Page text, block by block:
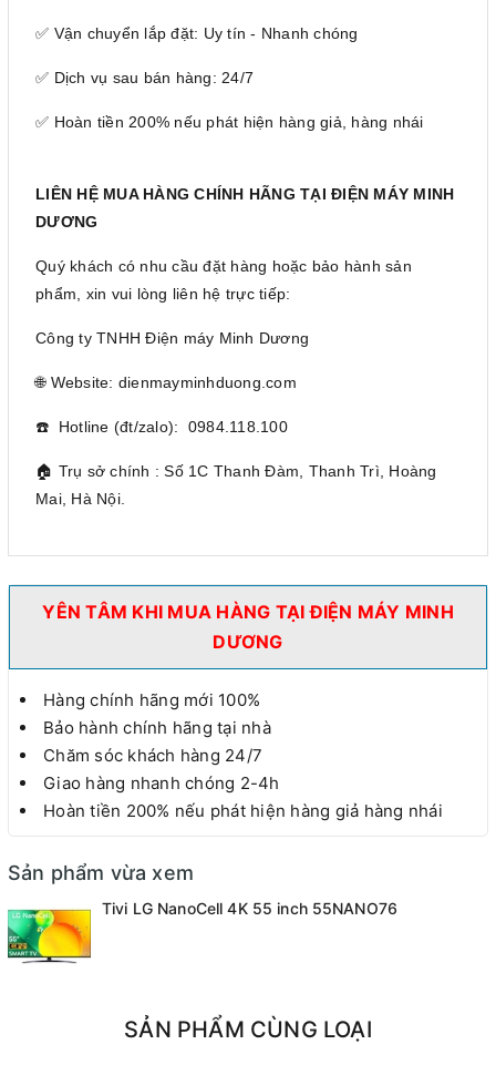
✅ Vận chuyển lắp đặt: Uy tín - Nhanh chóng
✅ Dịch vụ sau bán hàng: 24/7
✅ Hoàn tiền 200% nếu phát hiện hàng giả, hàng nhái
LIÊN HỆ MUA HÀNG CHÍNH HÃNG TẠI ĐIỆN MÁY MINH
DƯƠNG
Quý khách có nhu cầu đặt hàng hoặc bảo hành sản
phẩm, xin vui lòng liên hệ trực tiếp:
Công ty TNHH Điện máy Minh Dương
🌐 Website: dienmayminhduong.com
☎️ Hotline (đt/zalo): 0984.118.100
🏠 Trụ sở chính : Số 1C Thanh Đàm, Thanh Trì, Hoàng
Mai, Hà Nội.
YÊN TÂM KHI MUA HÀNG TẠI ĐIỆN MÁY MINH
DƯƠNG
Hàng chính hãng mới 100%
Bảo hành chính hãng tại nhà
Chăm sóc khách hàng 24/7
Giao hàng nhanh chóng 2-4h
Hoàn tiền 200% nếu phát hiện hàng giả hàng nhái
Sản phẩm vừa xem
Tivi LG NanoCell 4K 55 inch 55NANO76
SẢN PHẨM CÙNG LOẠI